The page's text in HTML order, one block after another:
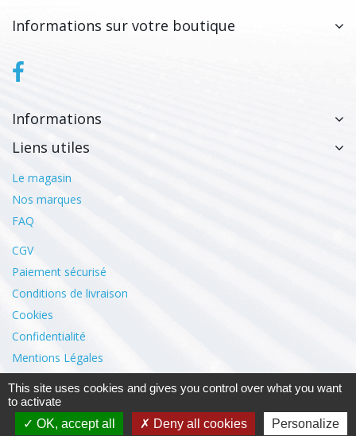
Informations sur votre boutique
Informations
Liens utiles
Le magasin
Nos marques
FAQ
CGV
Paiement sécurisé
Conditions de livraison
Cookies
Confidentialité
Mentions Légales
Mon compte
This site uses cookies and gives you control over what you want
to activate
OK, accept all
Deny all cookies Personalize